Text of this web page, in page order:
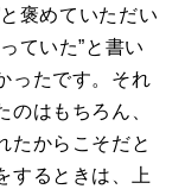
褒めていただい
ていた”と書い
ったです。それ
はもちろん、
たからこそだと
するときは、上